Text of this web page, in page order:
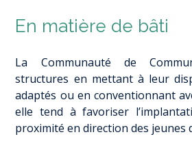
En matière de bâti
La Communauté de
structures en mettant à leur
adaptés ou en conventionnant
elle tend à favoriser
proximité en direction des jeunes